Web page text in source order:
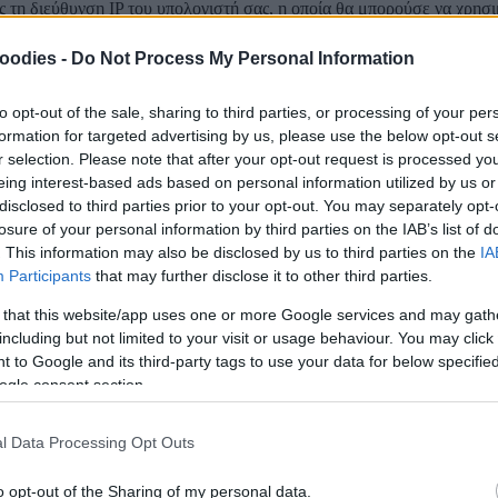
- Do Not Process My Personal Information
opt-out of the sale, sharing to third parties, or processing of your
for targeted advertising by us, please use the below opt-out
selection. Please note that after your opt-out request is processed
interest-based ads based on personal information utilized by us
to third parties prior to your opt-out. You may separately
of your personal information by third parties on the IAB’s list of
This information may also be disclosed by us to third parties on the
Participants that may further disclose it to other third parties.
that this website/app uses one or more Google services and may
but not limited to your visit or usage behaviour. You may
to Google and its third-party tags to use your data for below
consent section.
Data Processing Opt Outs
opt-out of the Sharing of my personal data.
διεύθυνση IP του υπολογιστή σας, η οποία θα μπορούσε να
δεδομένων ο οποίος είναι συμβατός με τις επιταγές της
φόρμα επικοινωνίας ή κάποιο σύνδεσμο του ηλεκτρονικού
σε επεξεργασία από οποιονδήποτε τρίτο φορέα επεξεργασίας
με ένα μήνυμα ηλεκτρονικού ταχυδρομείου μέσω του
και ως SSL), που σημαίνει ότι το περιεχόμενο
από τους τοπικούς μας υπολογιστές και συσκευές.
αποκλειστικά από μια σειρά πληροφοριών σε μορφή
όλη τη διάρκεια της επίσκεψής σας, είτε μερικές φορές για
άλλους επισκέπτες του ίδιου ιστοτόπου ή θυμούνται ορισμένα
χρήστη τους.
ορισμένες ανώνυμες πληροφορίες. Ένα cookie συνήθως
παραχθέντα μοναδικού αριθμού).
περιγράφονται παρακάτω
του προγράμματος πλοήγησης της συσκευής σας μόνο κατά τη